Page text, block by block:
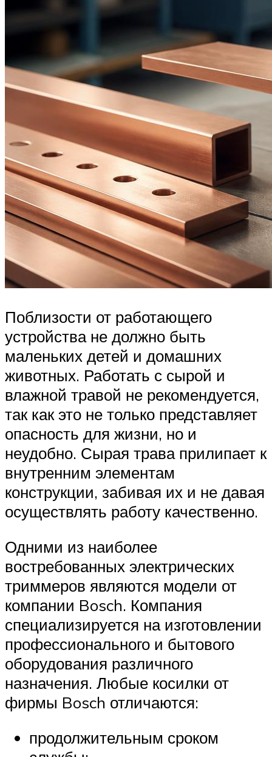
Поблизости от работающего
устройства не должно быть
маленьких детей и домашних
животных. Работать с сырой и
влажной травой не рекомендуется,
так как это не только представляет
опасность для жизни, но и
неудобно. Сырая трава прилипает к
внутренним элементам
конструкции, забивая их и не давая
осуществлять работу качественно.
Одними из наиболее
востребованных электрических
триммеров являются модели от
компании Bosch. Компания
специализируется на изготовлении
профессионального и бытового
оборудования различного
назначения. Любые косилки от
фирмы Bosch отличаются:
продолжительным сроком